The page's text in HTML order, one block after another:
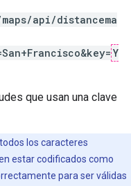
api/distancema
Y
que usan una clave
los caracteres
estar codificados como
para ser válidas